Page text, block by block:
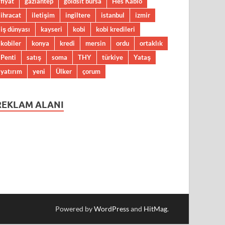
ihracat
iletişim ingiltere istanbul
izmir
iş dünyası
kayseri kobi
kobi kredileri
kobiler
konya kredi mersin ordu
ortaklık
Penti
satış soma THY türkiye
Yataş
yatırım
yeni Ülker çorum
ALANI
Powered byWordPressand HitMag.